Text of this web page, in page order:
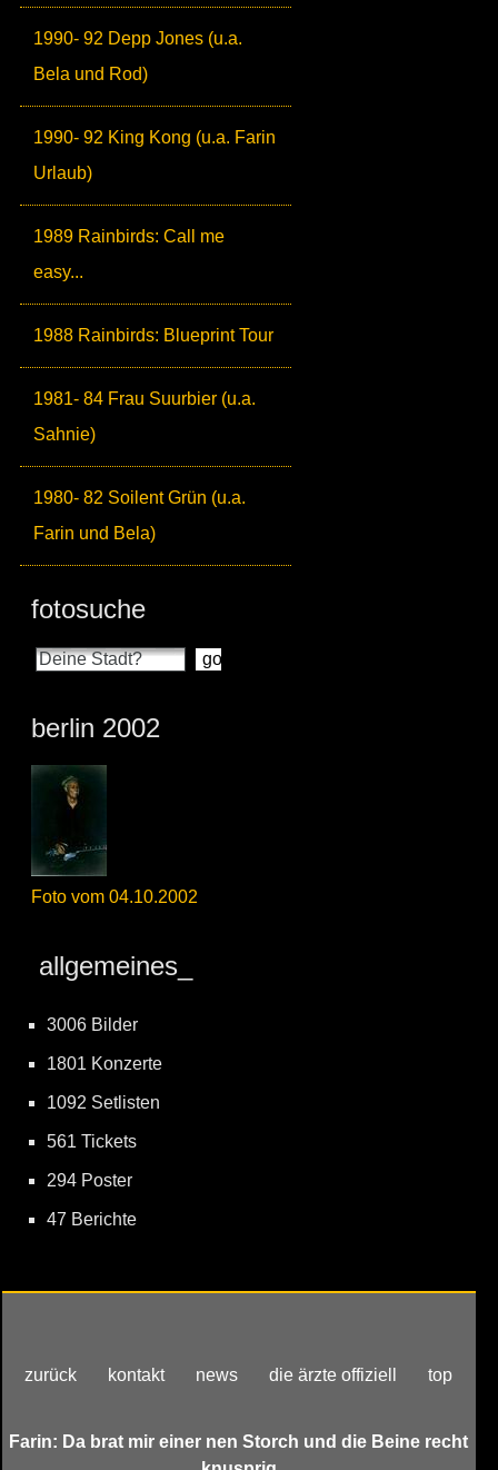
1990- 92 Depp Jones (u.a.
Bela und Rod)
1990- 92 King Kong (u.a. Farin
Urlaub)
1989 Rainbirds: Call me
easy...
1988 Rainbirds: Blueprint Tour
1981- 84 Frau Suurbier (u.a.
Sahnie)
1980- 82 Soilent Grün (u.a.
Farin und Bela)
fotosuche
berlin 2002
Foto vom 04.10.2002
allgemeines_
3006 Bilder
1801 Konzerte
1092 Setlisten
561 Tickets
294 Poster
47 Berichte
zurück kontakt news die ärzte offiziell top
Farin: Da brat mir einer nen Storch und die Beine recht